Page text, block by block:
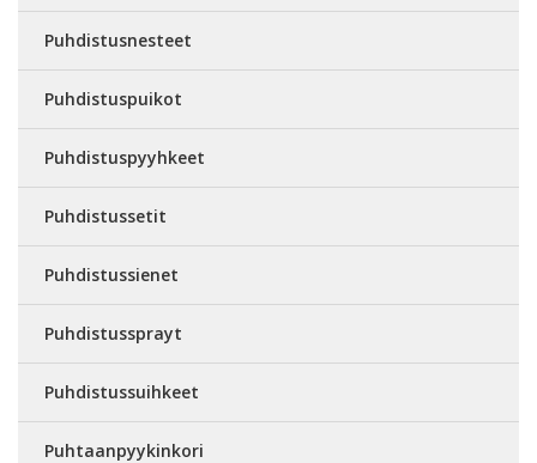
Puhdistusnesteet
Puhdistuspuikot
Puhdistuspyyhkeet
Puhdistussetit
Puhdistussienet
Puhdistussprayt
Puhdistussuihkeet
Puhtaanpyykinkori